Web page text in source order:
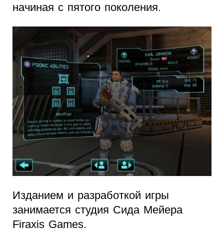
начиная с пятого поколения.
Изданием и разработкой игры
занимается студия Сида Мейера
Firaxis Games.